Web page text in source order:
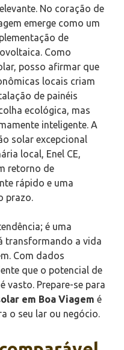
No coração de
emerge como um
de
Como
posso afirmar que
locais criam
de painéis
ecológica, mas
inteligente. A
solar excepcional
local, Enel CE,
retorno de
rápido e uma
prazo.
é uma
transformando a vida
Com dados
que o potencial de
vasto. Prepare-se para
em Boa Viagem é
o seu lar ou negócio.